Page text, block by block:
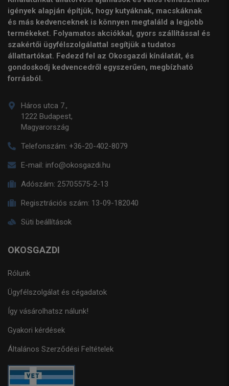
igények alapján építjük, hogy kutyáknak, macskáknak
és más kedvenceknek is könnyen megtaláld a legjobb
termékeket. Folyamatos akciókkal, gyors szállítással és
szakértői ügyfélszolgálattal segítjük a tudatos
állattartókat. Fedezd fel az Okosgazdi kínálatát, és
gondoskodj kedvencedről egyszerűen, megbízható
forrásból.
Háros utca 7.,
1222 Budapest,
Magyarország
Telefonszám: +36-20-402-8079
E-mail: info@okosgazdi.hu
Adószám: 25705575-2-13
Regisztrációs szám: 13-09-182040
Süti beállítások
OKOSGAZDI
Rólunk
Ügyfélszolgálat és cégadatok
Így vásárolhatsz nálunk!
Gyakori kérdések
Általános Szerződési Feltételek